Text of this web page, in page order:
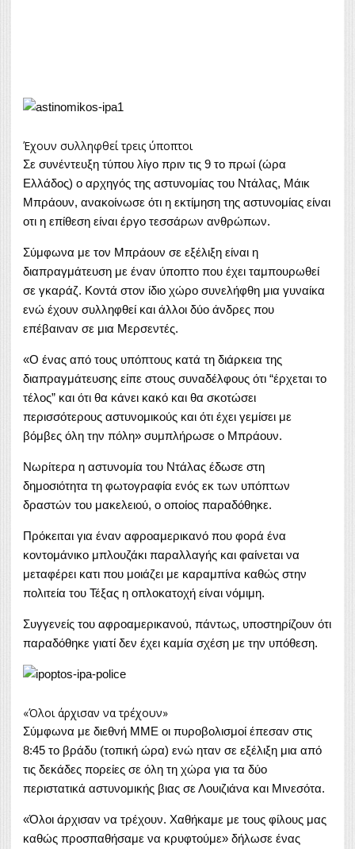
Έχουν συλληφθεί τρεις ύποπτοι
Σε συνέντευξη τύπου λίγο πριν τις 9 το πρωί (ώρα
Ελλάδος) ο αρχηγός της αστυνομίας του Ντάλας, Μάικ
Μπράουν, ανακοίνωσε ότι η εκτίμηση της αστυνομίας είναι
οτι η επίθεση είναι έργο τεσσάρων ανθρώπων.
Σύμφωνα με τον Μπράουν σε εξέλιξη είναι η
διαπραγμάτευση με έναν ύποπτο που έχει ταμπουρωθεί
σε γκαράζ. Κοντά στον ίδιο χώρο συνελήφθη μια γυναίκα
ενώ έχουν συλληφθεί και άλλοι δύο άνδρες που
επέβαιναν σε μια Μερσεντές.
«Ο ένας από τους υπόπτους κατά τη διάρκεια της
διαπραγμάτευσης είπε στους συναδέλφους ότι “έρχεται το
τέλος” και ότι θα κάνει κακό και θα σκοτώσει
περισσότερους αστυνομικούς και ότι έχει γεμίσει με
βόμβες όλη την πόλη» συμπλήρωσε ο Μπράουν.
Νωρίτερα η αστυνομία του Ντάλας έδωσε στη
δημοσιότητα τη φωτογραφία ενός εκ των υπόπτων
δραστών του μακελειού, ο οποίος παραδόθηκε.
Πρόκειται για έναν αφροαμερικανό που φορά ένα
κοντομάνικο μπλουζάκι παραλλαγής και φαίνεται να
μεταφέρει κατι που μοιάζει με καραμπίνα καθώς στην
πολιτεία του Τέξας η οπλοκατοχή είναι νόμιμη.
Συγγενείς του αφροαμερικανού, πάντως, υποστηρίζουν ότι
παραδόθηκε γιατί δεν έχει καμία σχέση με την υπόθεση.
«Όλοι άρχισαν να τρέχουν»
Σύμφωνα με διεθνή ΜΜΕ οι πυροβολισμοί έπεσαν στις
8:45 το βράδυ (τοπική ώρα) ενώ ηταν σε εξέλιξη μια από
τις δεκάδες πορείες σε όλη τη χώρα για τα δύο
περιστατικά αστυνομικής βιας σε Λουιζιάνα και Μινεσότα.
«Όλοι άρχισαν να τρέχουν. Χαθήκαμε με τους φίλους μας
καθώς προσπαθήσαμε να κρυφτούμε» δήλωσε ένας